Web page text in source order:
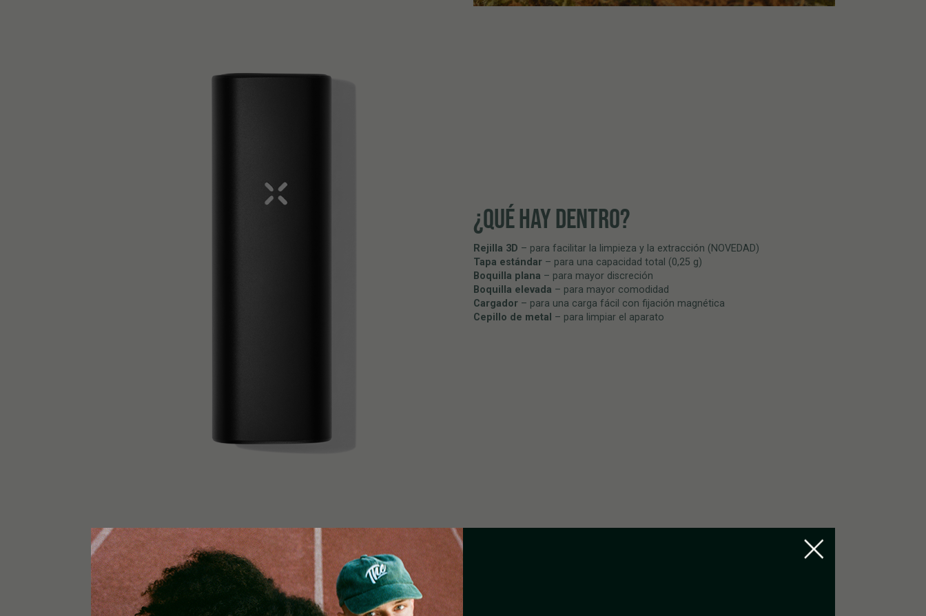
¿QUÉ HAY DENTRO?
Rejilla 3D – para facilitar la limpieza y la extracción (NOVEDAD)
Tapa estándar – para una capacidad total (0,25 g)
Boquilla plana – para mayor discreción
Boquilla elevada – para mayor comodidad
Cargador – para una carga fácil con fijación magnética
Cepillo de metal – para limpiar el aparato